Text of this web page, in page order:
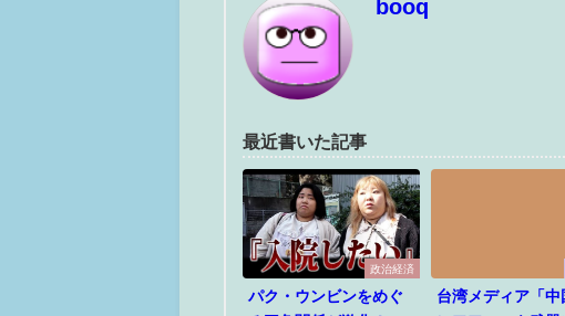
booq
最近書いた記事
政治経済
パク・ウンビンをめぐ
台湾メディア「中